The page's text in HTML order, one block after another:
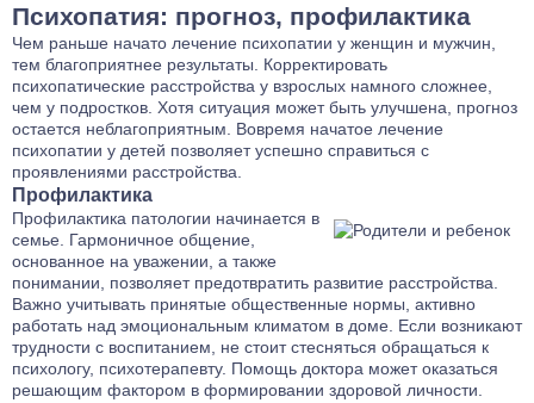
Психопатия: прогноз, профилактика
Чем раньше начато лечение психопатии у женщин и мужчин,
тем благоприятнее результаты. Корректировать
психопатические расстройства у взрослых намного сложнее,
чем у подростков. Хотя ситуация может быть улучшена, прогноз
остается неблагоприятным. Вовремя начатое лечение
психопатии у детей позволяет успешно справиться с
проявлениями расстройства.
Профилактика
Профилактика патологии начинается в
семье. Гармоничное общение,
основанное на уважении, а также
понимании, позволяет предотвратить развитие расстройства.
Важно учитывать принятые общественные нормы, активно
работать над эмоциональным климатом в доме. Если возникают
трудности с воспитанием, не стоит стесняться обращаться к
психологу, психотерапевту. Помощь доктора может оказаться
решающим фактором в формировании здоровой личности.